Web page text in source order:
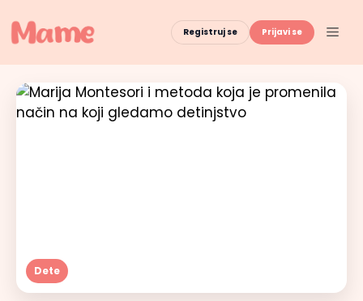
to
content
Registruj se Prijavi se
Dete